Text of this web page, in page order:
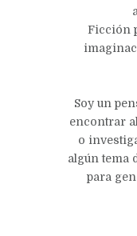
Ficción
Soy un
encontrar
o
algún tema
para